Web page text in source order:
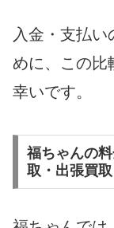
入金・支払
めに、この比
幸いです。
福ちゃんの
取・出張買